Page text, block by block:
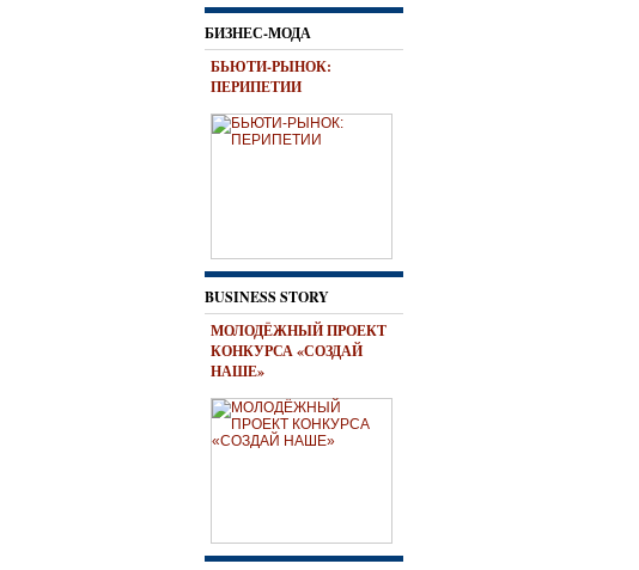
БИЗНЕС-МОДА
БЬЮТИ-РЫНОК:
ПЕРИПЕТИИ
BUSINESS STORY
МОЛОДЁЖНЫЙ ПРОЕКТ
КОНКУРСА «СОЗДАЙ
НАШЕ»